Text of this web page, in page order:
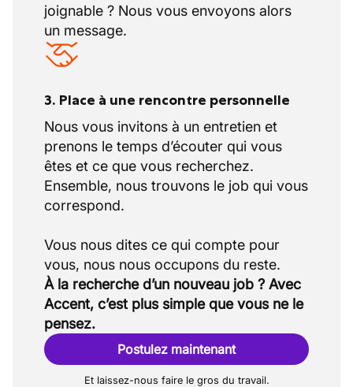
joignable ? Nous vous envoyons alors
un message.
3. Place à une rencontre personnelle
Nous vous invitons à un entretien et
prenons le temps d’écouter qui vous
êtes et ce que vous recherchez.
Ensemble, nous trouvons le job qui vous
correspond.
Vous nous dites ce qui compte pour
À la recherche d’un nouveau job ? Avec
Accent, c’est plus simple que vous ne le
pensez.
Postulez maintenant
Et laissez-nous faire le gros du travail.